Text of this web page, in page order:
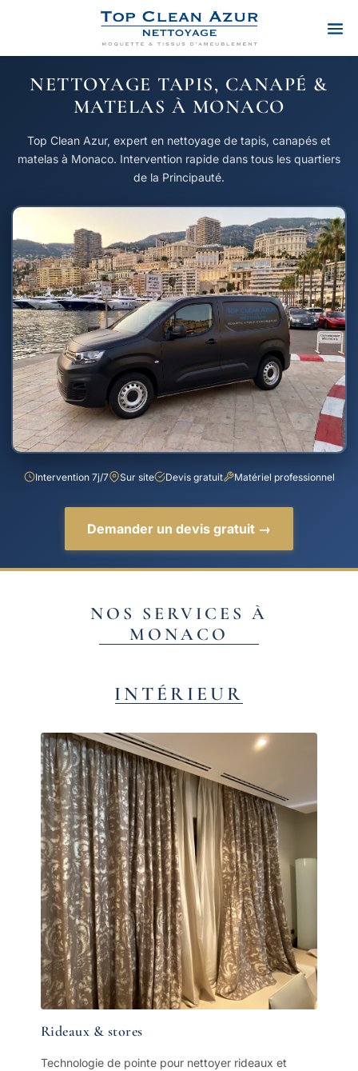
NETTOYAGE TAPIS, CANAPÉ &
MATELAS À MONACO
Top Clean Azur, expert en nettoyage de tapis, canapés et
matelas à Monaco. Intervention rapide dans tous les quartiers
de la Principauté.
Intervention 7j/7 Sur site Devis gratuit Matériel professionnel
Demander un devis gratuit →
NOS SERVICES À
MONACO
INTÉRIEUR
Rideaux & stores
Technologie de pointe pour nettoyer rideaux et